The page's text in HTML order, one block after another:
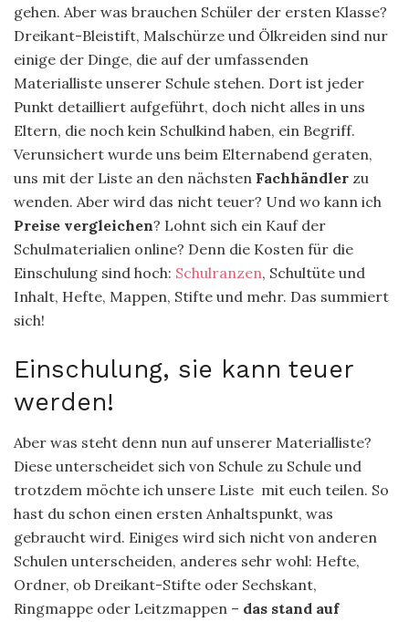
gehen. Aber was brauchen Schüler der ersten Klasse?
Dreikant-Bleistift, Malschürze und Ölkreiden sind nur
einige der Dinge, die auf der umfassenden
Materialliste unserer Schule stehen. Dort ist jeder
Punkt detailliert aufgeführt, doch nicht alles in uns
Eltern, die noch kein Schulkind haben, ein Begriff.
Verunsichert wurde uns beim Elternabend geraten,
uns mit der Liste an den nächsten Fachhändler zu
wenden. Aber wird das nicht teuer? Und wo kann ich
Preise vergleichen? Lohnt sich ein Kauf der
Schulmaterialien online? Denn die Kosten für die
Einschulung sind hoch: Schulranzen, Schultüte und
Inhalt, Hefte, Mappen, Stifte und mehr. Das summiert
sich!
Einschulung, sie kann teuer
werden!
Aber was steht denn nun auf unserer Materialliste?
Diese unterscheidet sich von Schule zu Schule und
trotzdem möchte ich unsere Liste mit euch teilen. So
hast du schon einen ersten Anhaltspunkt, was
gebraucht wird. Einiges wird sich nicht von anderen
Schulen unterscheiden, anderes sehr wohl: Hefte,
Ordner, ob Dreikant-Stifte oder Sechskant,
Ringmappe oder Leitzmappen – das stand auf